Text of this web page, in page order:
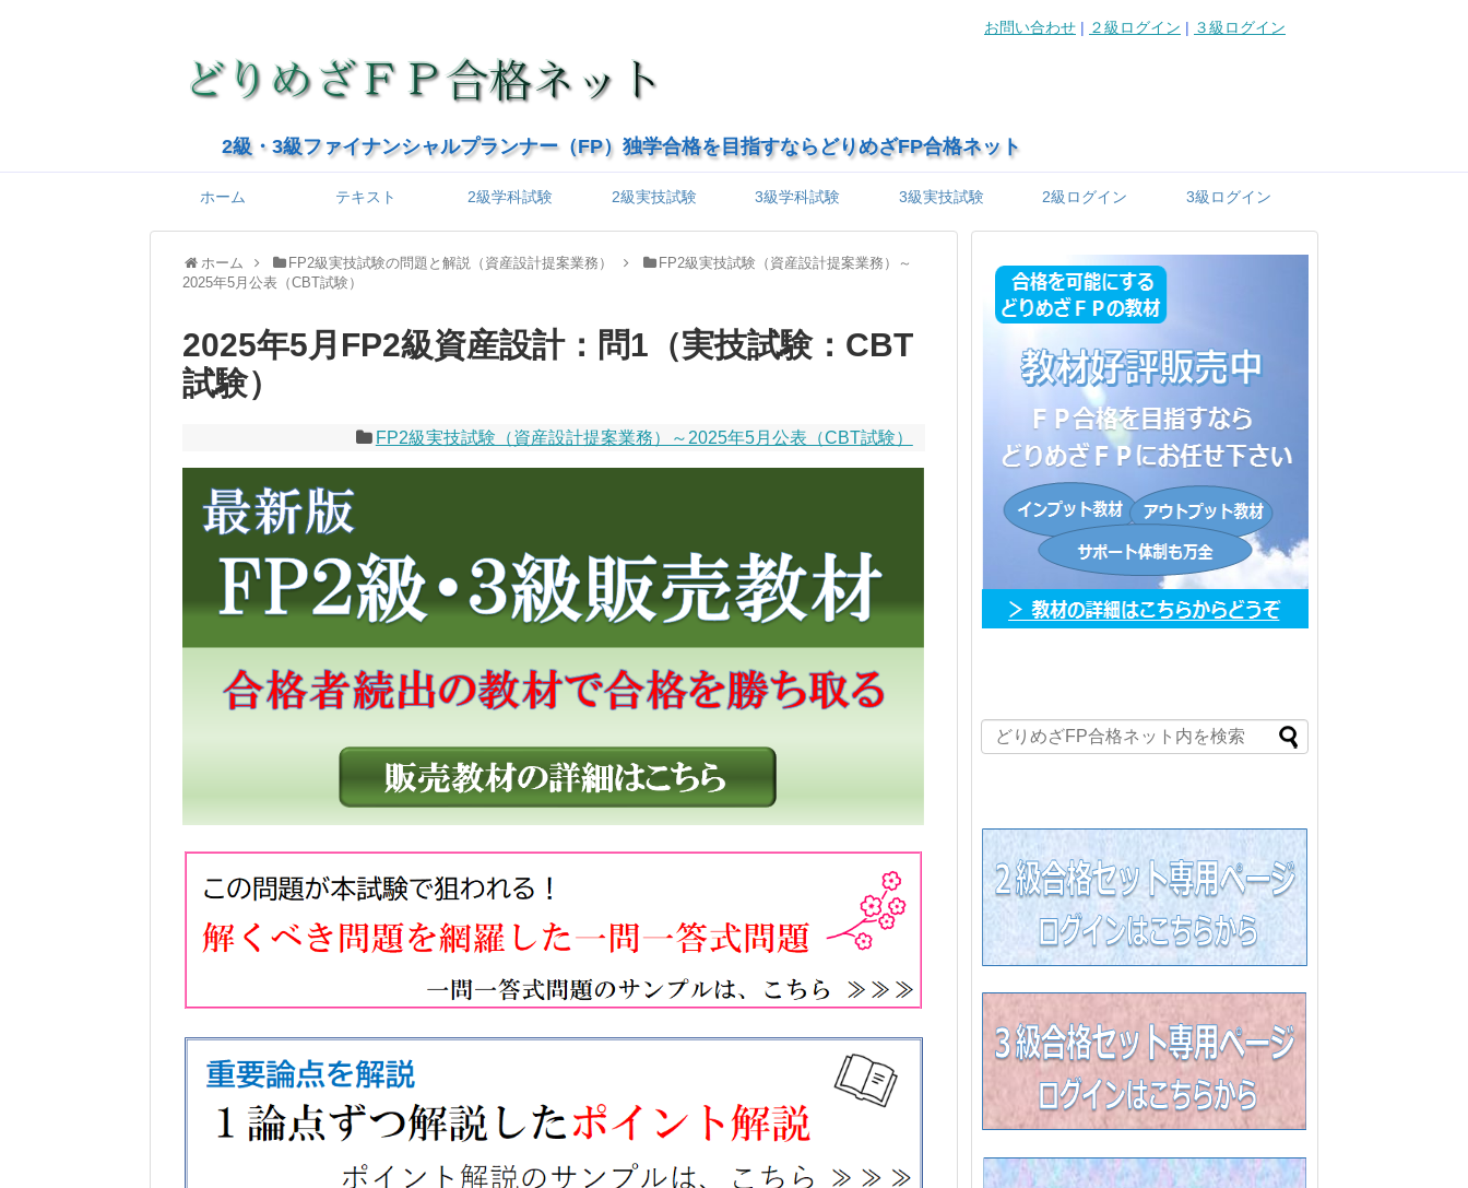
2級・3級ファイナンシャルプランナー（FP）独学合格を目指すならどりめざFP合格ネット
お問い合わせ | ２級ログイン | ３級ログイン
ホーム テキスト 2級学科試験 2級実技試験 3級学科試験 3級実技試験 2級ログイン 3級ログイン
ホーム FP2級実技試験の問題と解説（資産設計提案業務）
FP2級実技試験（資産設計提案業務）～
2025年5月公表（CBT試験）
2025年5月FP2級資産設計：問1（実技試験：CBT
試験）
FP2級実技試験（資産設計提案業務）～2025年5月公表（CBT試験）